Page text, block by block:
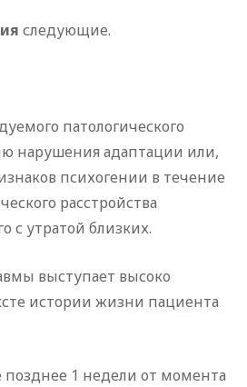
следующие.
патологического
нарушения адаптации или,
психогении в течение
расстройства
с утратой близких.
выступает высоко
истории жизни пациента
позднее 1 недели от момента